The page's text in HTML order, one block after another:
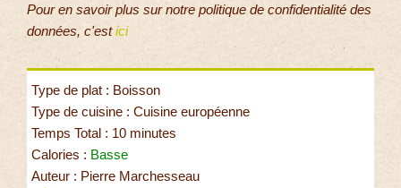
Pour en savoir plus sur notre politique de confidentialité des
données, c'estici
Type de plat : Boisson
Type de cuisine : Cuisine européenne
Temps Total : 10 minutes
Calories : Basse
Auteur : Pierre Marchesseau